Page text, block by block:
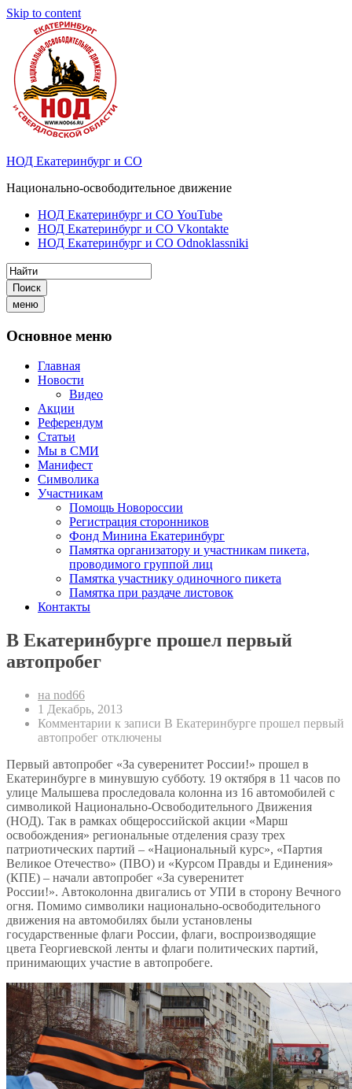
Skip to content
НОД Екатеринбург и СО
Национально-освободительное движение
НОД Екатеринбург и СО YouTube
НОД Екатеринбург и СО Vkontakte
НОД Екатеринбург и СО Odnoklassniki
Поиск
меню
Основное меню
Главная
Новости
Видео
Акции
Референдум
Статьи
Мы в СМИ
Манифест
Символика
Участникам
Помощь Новороссии
Регистрация сторонников
Фонд Минина Екатеринбург
Памятка организатору и участникам пикета,
проводимого группой лиц
Памятка участнику одиночного пикета
Памятка при раздаче листовок
Контакты
В Екатеринбурге прошел первый
автопробег
на nod66
1 Декабрь, 2013
Комментарии к записи В Екатеринбурге прошел первый
автопробег отключены
Первый автопробег «За суверенитет России!» прошел в
Екатеринбурге в минувшую субботу. 19 октября в 11 часов по
улице Малышева проследовала колонна из 16 автомобилей с
символикой Национально-Освободительного Движения
(НОД). Так в рамках общероссийской акции «Марш
освобождения» региональные отделения сразу трех
патриотических партий – «Национальный курс», «Партия
Великое Отечество» (ПВО) и «Курсом Правды и Единения»
(КПЕ) – начали автопробег «За суверенитет
России!». Автоколонна двигались от УПИ в сторону Вечного
огня. Помимо символики национально-освободительного
движения на автомобилях были установлены
государственные флаги России, флаги, воспроизводящие
цвета Георгиевской ленты и флаги политических партий,
принимающих участие в автопробеге.